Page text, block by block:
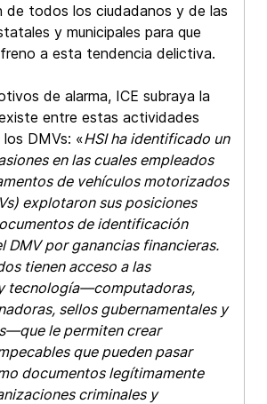
de todos los ciudadanos y de las
y municipales para que
a esta tendencia delictiva.
de alarma, ICE subraya la
entre estas actividades
DMVs: «HSI ha identificado un
en las cuales empleados
de vehículos motorizados
explotaron sus posiciones
de identificación
DMV por ganancias financieras.
tienen acceso a las
tecnología—computadoras,
sellos gubernamentales y
le permiten crear
que pueden pasar
documentos legítimamente
criminales y